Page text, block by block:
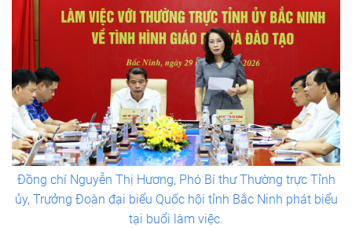
Đồng chí Nguyễn Thị Hương, Phó Bí thư Thường trực Tỉnh
ủy, Trưởng Đoàn đại biểu Quốc hội tỉnh Bắc Ninh phát biểu
tại buổi làm việc.